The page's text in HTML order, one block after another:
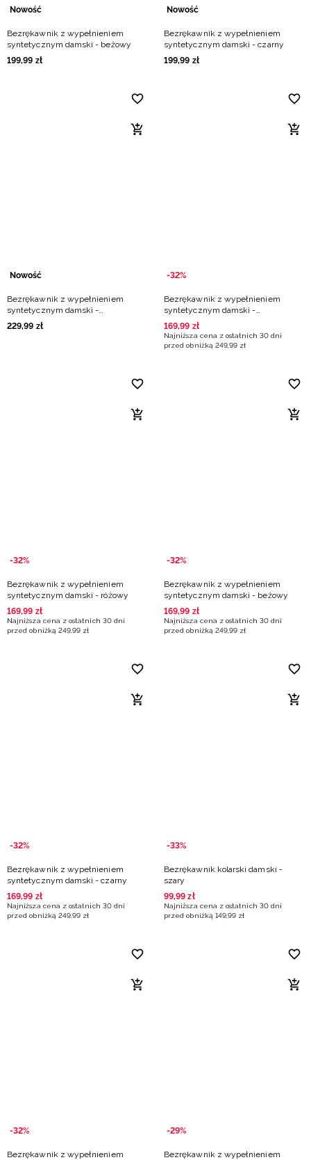
Nowość
Bezrękawnik z wypełnieniem
syntetycznym damski - beżowy
199,99 zł
Nowość
Bezrękawnik z wypełnieniem
syntetycznym damski - czarny
199,99 zł
Nowość
Bezrękawnik z wypełnieniem
syntetycznym damski -
burgundowy
229,99 zł
-32%
Bezrękawnik z wypełnieniem
syntetycznym damski -
burgundowy
169,99 zł
Najniższa cena z ostatnich 30 dni
przed obniżką 249,99 zł
-32%
Bezrękawnik z wypełnieniem
syntetycznym damski - różowy
169,99 zł
Najniższa cena z ostatnich 30 dni
przed obniżką 249,99 zł
-32%
Bezrękawnik z wypełnieniem
syntetycznym damski - beżowy
169,99 zł
Najniższa cena z ostatnich 30 dni
przed obniżką 249,99 zł
-32%
Bezrękawnik z wypełnieniem
syntetycznym damski - czarny
169,99 zł
Najniższa cena z ostatnich 30 dni
przed obniżką 249,99 zł
-33%
Bezrękawnik kolarski damski -
szary
99,99 zł
Najniższa cena z ostatnich 30 dni
przed obniżką 149,99 zł
-32%
Bezrękawnik z wypełnieniem
-29%
Bezrękawnik z wypełnieniem